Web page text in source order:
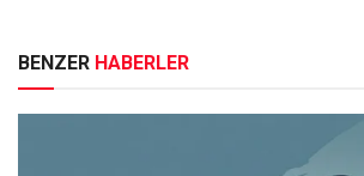
BENZER HABERLER